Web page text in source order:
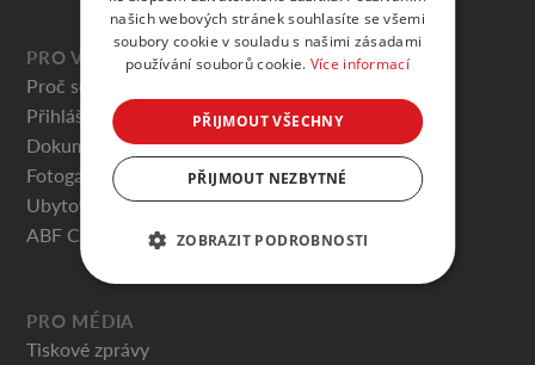
PRO VYSTAVOVATELE
Proč se zúčastnit
Přihláška k účasti
Dokumenty ke stažení
Fotogalerie
Ubytování
ABF Catering
PRO MÉDIA
Tiskové zprávy
našich webových stránek souhlasíte se všemi
soubory cookie v souladu s našimi zásadami
používání souborů cookie. Více informací
PŘIJMOUT VŠECHNY
PŘIJMOUT NEZBYTNÉ
ZOBRAZIT PODROBNOSTI